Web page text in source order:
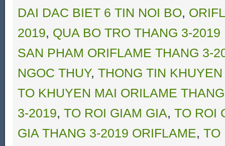
DAI DAC BIET 6 TIN NOI BO,
2019, QUA BO TRO THANG 3-
SAN PHAM ORIFLAME THANG 3-
NGOC THUY, THONG TIN
TO KHUYEN MAI ORILAME
3-2019, TO ROI GIAM GIA, TO ROI
GIA THANG 3-2019 ORIFLAME, TO